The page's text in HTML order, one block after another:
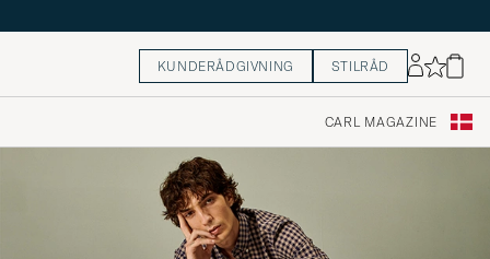
KUNDERÅDGIVNING STILRÅD
CARL MAGAZINE